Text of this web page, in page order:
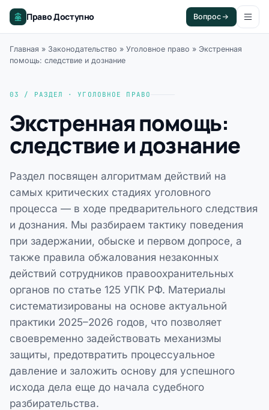
Право Доступно Вопрос
Главная » Законодательство » Уголовное право » Экстренная
помощь: следствие и дознание
03 / РАЗДЕЛ · УГОЛОВНОЕ ПРАВО
Экстренная помощь:
следствие и дознание
Раздел посвящен алгоритмам действий на
самых критических стадиях уголовного
процесса — в ходе предварительного следствия
и дознания. Мы разбираем тактику поведения
при задержании, обыске и первом допросе, а
также правила обжалования незаконных
действий сотрудников правоохранительных
органов по статье 125 УПК РФ. Материалы
систематизированы на основе актуальной
практики 2025–2026 годов, что позволяет
своевременно задействовать механизмы
защиты, предотвратить процессуальное
давление и заложить основу для успешного
исхода дела еще до начала судебного
разбирательства.